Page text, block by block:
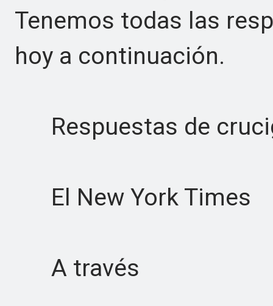
Tenemos todas las
hoy a continuación.
Respuestas de
El New York Times
A través